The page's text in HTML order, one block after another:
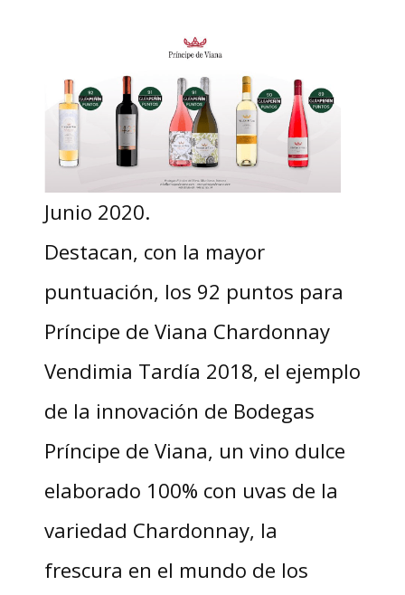
Junio 2020.
Destacan, con la mayor
puntuación, los 92 puntos para
Príncipe de Viana Chardonnay
Vendimia Tardía 2018, el ejemplo
de la innovación de Bodegas
Príncipe de Viana, un vino dulce
elaborado 100% con uvas de la
variedad Chardonnay, la
frescura en el mundo de los